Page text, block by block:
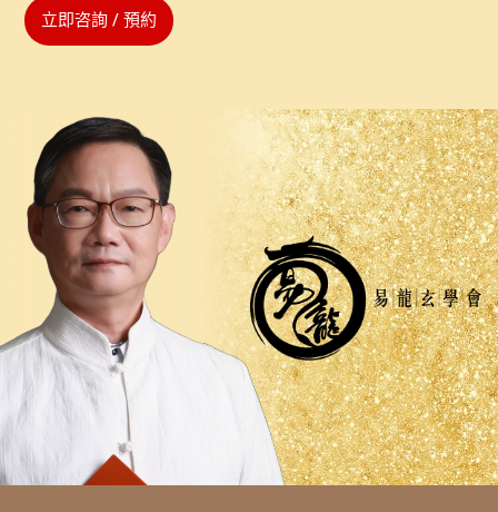
立即咨詢 / 預約